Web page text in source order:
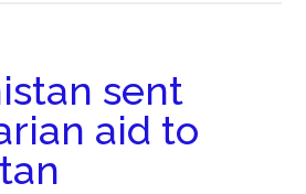
sent
aid to